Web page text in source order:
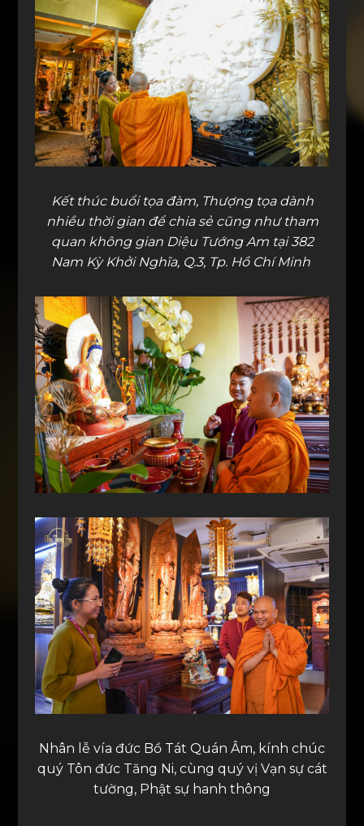
Kết thúc buổi tọa đàm, Thượng tọa dành
nhiều thời gian để chia sẻ cũng như tham
quan không gian Diệu Tướng Am tại 382
Nam Kỳ Khởi Nghĩa, Q.3, Tp. Hồ Chí Minh
Nhân lễ vía đức Bồ Tát Quán Âm, kính chúc
quý Tôn đức Tăng Ni, cùng quý vị Vạn sự cát
tường, Phật sự hanh thông